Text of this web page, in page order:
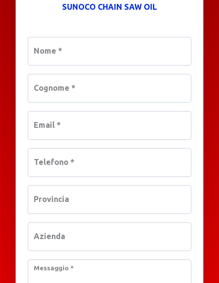
SUNOCO CHAIN SAW OIL
Nome *
Cognome *
Email *
Telefono *
Provincia
Azienda
Messaggio *